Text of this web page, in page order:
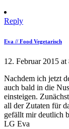
Reply
Eva // Food Vegetarisch
12. Februar 2015 at
Nachdem ich jetzt
auch bald in die
einsteigen.
all der Zutaten für
gefällt mir deutlich
LG Eva